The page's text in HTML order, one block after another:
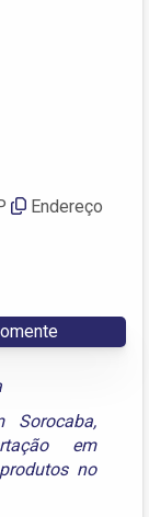
Endereço
Sorocaba,
em
produtos no